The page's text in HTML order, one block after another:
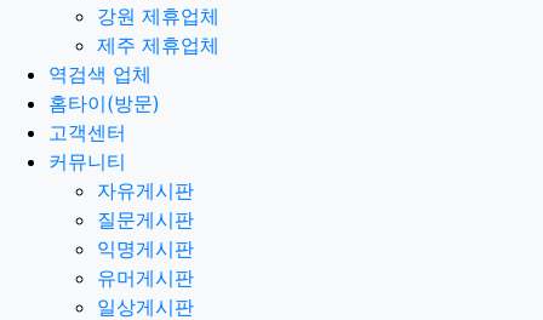
강원 제휴업체
제주 제휴업체
역검색 업체
홈타이(방문)
고객센터
커뮤니티
자유게시판
질문게시판
익명게시판
유머게시판
일상게시판